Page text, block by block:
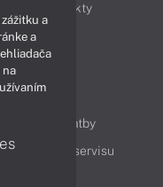
Produkty
a platby
Cenník servisu
a
a
na